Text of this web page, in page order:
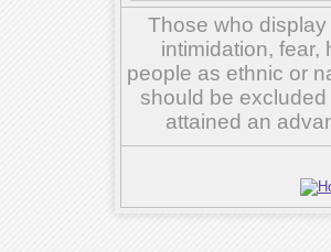
Those who
intimidation,
people as ethnic or
should be
attained an